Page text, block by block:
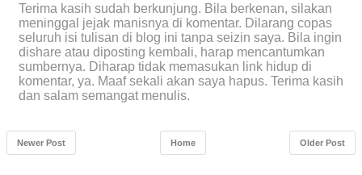
Terima kasih sudah berkunjung. Bila berkenan, silakan
meninggal jejak manisnya di komentar. Dilarang copas
seluruh isi tulisan di blog ini tanpa seizin saya. Bila ingin
dishare atau diposting kembali, harap mencantumkan
sumbernya. Diharap tidak memasukan link hidup di
komentar, ya. Maaf sekali akan saya hapus. Terima kasih
dan salam semangat menulis.
Newer Post Older Post
Home